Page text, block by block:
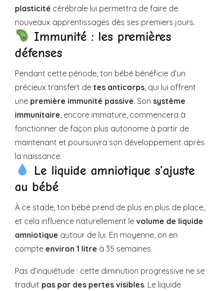
plasticité cérébrale lui permettra de faire de
nouveaux apprentissages dès ses premiers jours.
Immunité : les premières
défenses
Pendant cette période, ton bébé bénéficie d’un
précieux transfert de tes anticorps , qui lui offrent
une première immunité passive. Son système
immunitaire , encore immature, commencera à
fonctionner de façon plus autonome à partir de
maintenant et poursuivra son développement après
la naissance.
Le liquide amniotique s’ajuste
au bébé
À ce stade, ton bébé prend de plus en plus de place,
et cela influence naturellement le volume de liquide
amniotique autour de lui. En moyenne, on en
compte environ 1 litre à 35 semaines.
Pas d’inquiétude : cette diminution progressive ne se
traduit pas par des pertes visibles. Le liquide